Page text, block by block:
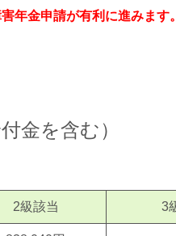
年金申請が有利に進みます。
金を含む）
2級該当 3